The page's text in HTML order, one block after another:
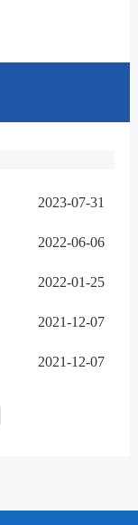
2023-07-31
2022-06-06
2022-01-25
2021-12-07
2021-12-07